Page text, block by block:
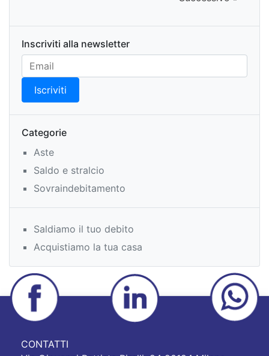
Inscriviti alla newsletter
Categorie
Aste
Saldo e stralcio
Sovraindebitamento
Saldiamo il tuo debito
Acquistiamo la tua casa
CONTATTI